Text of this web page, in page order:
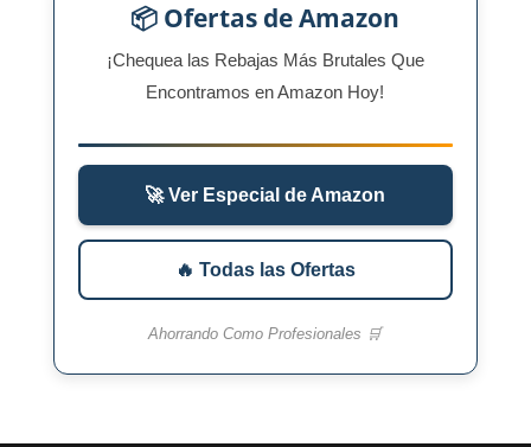
📦 Ofertas de Amazon
¡Chequea las Rebajas Más Brutales Que
Encontramos en Amazon Hoy!
🚀 Ver Especial de Amazon
🔥 Todas las Ofertas
Ahorrando Como Profesionales 🛒